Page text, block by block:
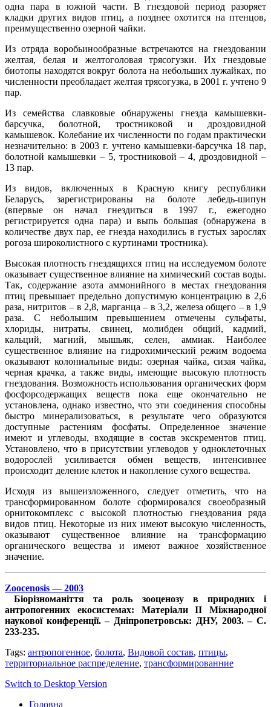
одна пара в южной части. В гнездовой период разоряет
кладки других видов птиц, а позднее охотится на птенцов,
преимущественно озерной чайки.
Из отряда воробьинообразные встречаются на гнездовании
желтая, белая и желтоголовая трясогузки. Их гнездовые
биотопы находятся вокруг болота на небольших лужайках, по
численности преобладает желтая трясогузка, в 2001 г. учтено 9
пар.
Из семейства славковые обнаружены гнезда камышевки-
барсучка, болотной, тростниковой и дроздовидной
камышевок. Колебание их численности по годам практически
незначительно: в 2003 г. учтено камышевки-барсучка 18 пар,
болотной камышевки – 5, тростниковой – 4, дроздовидной –
13 пар.
Из видов, включенных в Красную книгу республики
Беларусь, зарегистрированы на болоте лебедь-шипун
(впервые он начал гнездиться в 1997 г., ежегодно
регистрируется одна пара) и выпь большая (обнаружена в
количестве двух пар, ее гнезда находились в густых зарослях
рогоза широколистного с куртинами тростника).
Высокая плотность гнездящихся птиц на исследуемом болоте
оказывает существенное влияние на химический состав воды.
Так, содержание азота аммонийного в местах гнездования
птиц превышает предельно допустимую концентрацию в 2,6
раза, нитритов – в 2,8, марганца – в 3,2, железа общего – в 1,9
раза. С небольшим превышением отмечены сульфаты,
хлориды, нитраты, свинец, молибден общий, кадмий,
кальций, магний, мышьяк, селен, аммиак. Наиболее
существенное влияние на гидрохимический режим водоема
оказывают колониальные виды: озерная чайка, сизая чайка,
черная крачка, а также виды, имеющие высокую плотность
гнездования. Возможность использования органических форм
фосфорсодержащих веществ пока еще окончательно не
установлена, однако известно, что эти соединения способны
быстро минерализоваться, в результате чего образуются
доступные растениям фосфаты. Определенное значение
имеют и углеводы, входящие в состав экскрементов птиц.
Установлено, что в присутствии углеводов у одноклеточных
водорослей усиливается обмен веществ, интенсивнее
происходит деление клеток и накопление сухого вещества.
Исходя из вышеизложенного, следует отметить, что на
трансформированном болоте сформировался своеобразный
орнитокомплекс с высокой плотностью гнездования ряда
видов птиц. Некоторые из них имеют высокую численность,
оказывают существенное влияние на трансформацию
органического вещества и имеют важное хозяйственное
значение.
Zoocenosis — 2003
Біорізноманіття та роль зооценозу в природних і
антропогенних екосистемах: Матеріали ІІ Міжнародної
наукової конференції. – Дніпропетровськ: ДНУ, 2003. – С.
233-235.
Tags: антропогенное, болота, Видовой состав, птицы,
территориальное распределение, трансформированние
Switch to Desktop Version
Головна